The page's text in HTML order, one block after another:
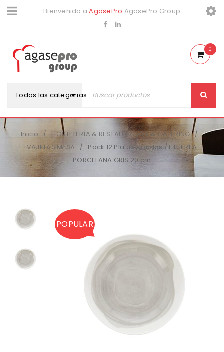
Bienvenido aAgasePro AgasePro Group
Todas las categorias
0
Inicio / HOSTELERÍA & RESTAURACIÓN & CATERING /
VAJILLAS MESA /
Pack 12 Platos Hondos / ETHEREA
PORCELANA GRIS 20 cm
POPULAR